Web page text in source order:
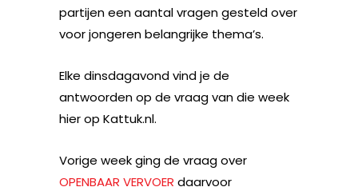
partijen een aantal vragen gesteld over
voor jongeren belangrijke thema’s.
Elke dinsdagavond vind je de
antwoorden op de vraag van die week
hier op Kattuk.nl.
Vorige week ging de vraag over
OPENBAAR VERVOER daarvoor